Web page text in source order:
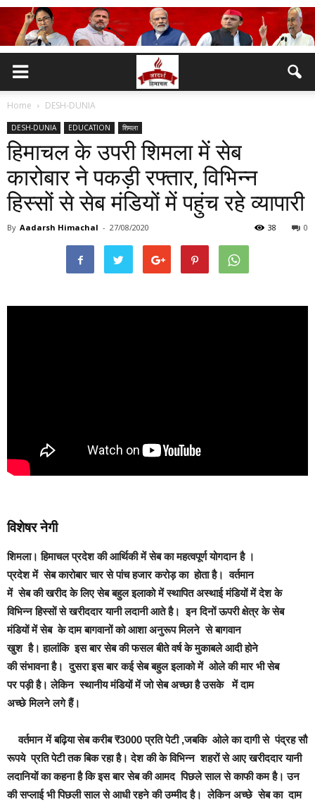
Home DESH-DUNIA
DESH-DUNIA EDUCATION शिमला
हिमाचल के उपरी शिमला में सेब
कारोबार ने पकड़ी रफ्तार, विभिन्न
हिस्सों से सेब मंडियों में पहुंच रहे व्यापारी
By Aadarsh Himachal - 27/08/2020 0
38
विशेषर नेगी
शिमला। हिमाचल प्रदेश की आर्थिकी में सेब का महत्वपूर्ण योगदान है ।
प्रदेश में सेब कारोबार चार से पांच हजार करोड़ का होता है। वर्तमान
में सेब की खरीद के लिए सेब बहुल इलाको में स्थापित अस्थाई मंडियों में देश के
विभिन्न हिस्सों से खरीददार यानी लदानी आते है। इन दिनों ऊपरी क्षेत्र के सेब
मंडियों में सेब के दाम बागवानों को आशा अनुरूप मिलने से बागवान
खुश है। हालांकि इस बार सेब की फसल बीते वर्ष के मुकाबले आदी होने
की संभावना है। दुसरा इस बार कई सेब बहुल इलाको में ओले की मार भी सेब
पर पड़ी है। लेकिन स्थानीय मंडियों में जो सेब अच्छा है उसके में दाम
अच्छे मिलने लगे हैं।
वर्तमान में बढ़िया सेब करीब ₹3000 प्रति पेटी ,जबकि ओले का दागी से पंद्रह सौ
रूपये प्रति पेटी तक बिक रहा है। देश की के विभिन्न शहरों से आए खरीददार यानी
लदानियों का कहना है कि इस बार सेब की आमद पिछले साल से काफी कम है। उन
की सप्लाई भी पिछली साल से आधी रहने की उम्मीद है। लेकिन अच्छे सेब का दाम